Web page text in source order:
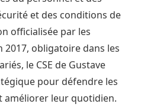
et des conditions de
officialisée par les
obligatoire dans les
le CSE de Gustave
pour défendre les
améliorer leur quotidien.